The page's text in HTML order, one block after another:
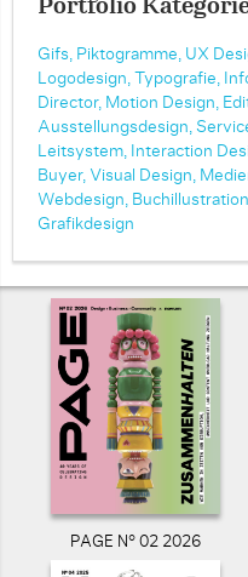
Portfolio
Gifs, Piktogramme, UX
Logodesign,
Typografie,
Director, Motion Design,
Ausstellungsdesign,
Leitsystem, Interaction
Buyer, Visual Design,
Webdesign,
Grafikdesign
PAGE N° 02 2026